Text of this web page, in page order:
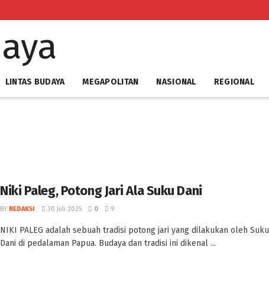
LINTAS BUDAYA MEGAPOLITAN NASIONAL REGIONAL
Niki Paleg, Potong Jari Ala Suku Dani
BY REDAKSI 30 Juli 2025 0 9
‎NIKI PALEG adalah sebuah tradisi potong jari yang dilakukan oleh Suku
Dani di pedalaman Papua. ‎Budaya dan tradisi ini dikenal ...